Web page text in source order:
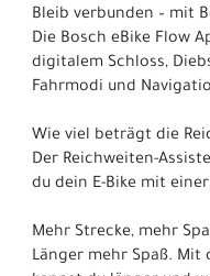
Bleib verbunden – mit
Die Bosch eBike Flow
digitalem Schloss,
Fahrmodi und
Wie viel beträgt die
Der Reichweiten-
du dein E-Bike mit
Mehr Strecke, mehr
Länger mehr Spaß. Mit